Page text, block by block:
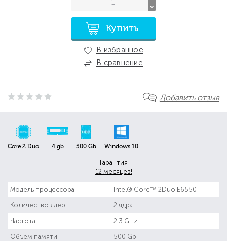
Добавить отзыв
Core 2 Duo 4 gb 500 Gb Windows 10
Гарантия
12 месяцев!
Модель процессора: Intel® Core™ 2Duo E6550
Количество ядер: 2 ядра
Частота: 2.3 GHz
Объем памяти: 500 Gb
Купить
В избранное
В сравнение